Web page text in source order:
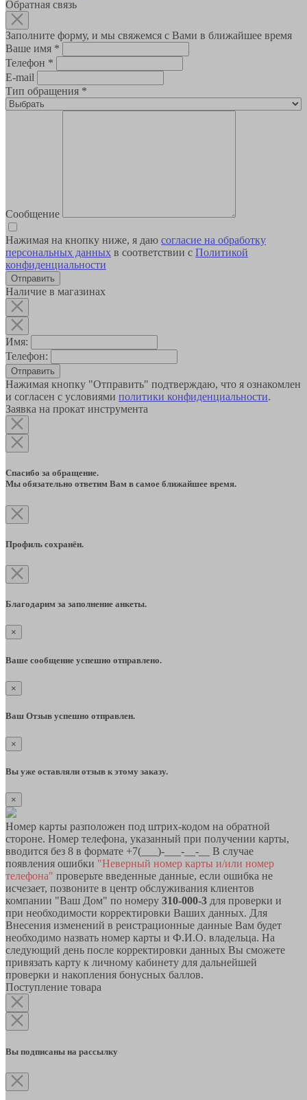
Обратная связь
Заполните форму, и мы свяжемся с Вами в ближайшее время
Ваше имя *
Телефон *
E-mail
Тип обращения *
Сообщение
Нажимая на кнопку ниже, я даю согласие на обработку
персональных данных в соответствии с Политикой
конфиденциальности
Наличие в магазинах
Имя:
Телефон:
Отправить
Нажимая кнопку "Отправить" подтверждаю, что я ознакомлен
и согласен с условиями политики конфиденциальности.
Заявка на прокат инструмента
Спасибо за обращение.
Мы обязательно ответим Вам в самое ближайшее время.
Профиль сохранён.
Благодарим за заполнение анкеты.
×
Ваше сообщение успешно отправлено.
×
Ваш Отзыв успешно отправлен.
×
Вы уже оставляли отзыв к этому заказу.
×
Номер карты разположен под штрих-кодом на обратной
стороне. Номер телефона, указанный при получении карты,
вводится без 8 в формате +7(___)-___-__-__ В случае
появления ошибки "Неверный номер карты и/или номер
телефона" проверьте введенные данные, если ошибка не
исчезает, позвоните в центр обслуживания клиентов
компании "Ваш Дом" по номеру 310-000-3 для проверки и
при необходимости корректировки Ваших данных. Для
Внесения изменений в реистрационные данные Вам будет
необходимо назвать номер карты и Ф.И.О. владельца. На
следующий день после корректировки данных Вы сможете
привязать карту к личному кабинету для дальнейшей
проверки и накопления бонусных баллов.
Поступление товара
Вы подписаны на рассылку